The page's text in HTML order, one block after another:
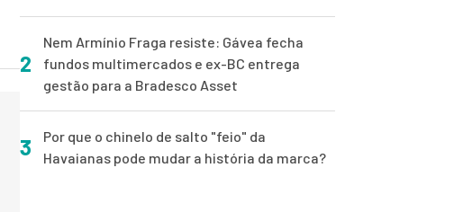
2
Nem Armínio Fraga resiste: Gávea fecha
fundos multimercados e ex-BC entrega
gestão para a Bradesco Asset
3
Por que o chinelo de salto "feio" da
Havaianas pode mudar a história da marca?